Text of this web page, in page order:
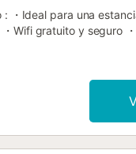
・Ideal para una
Wifi gratuito y seguro ・
en una residencia
En la residencia : →
terraza. ・En la